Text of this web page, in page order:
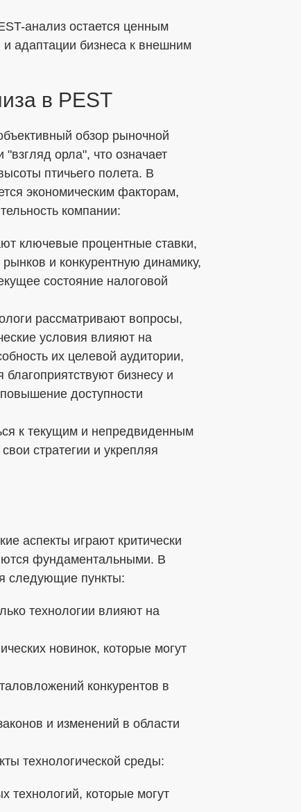
анализ остается ценным
и адаптации бизнеса к внешним
в PEST
обзор рыночной
орла", что означает
птичьего полета. В
экономическим факторам,
компании:
ключевые процентные ставки,
и конкурентную динамику,
состояние налоговой
рассматривают вопросы,
условия влияют на
их целевой аудитории,
бизнесу и
доступности
к текущим и непредвиденным
стратегии и укрепляя
аспекты играют критически
фундаментальными. В
следующие пункты:
технологии влияют на
новинок, которые могут
конкурентов в
и изменений в области
технологической среды:
технологий, которые могут